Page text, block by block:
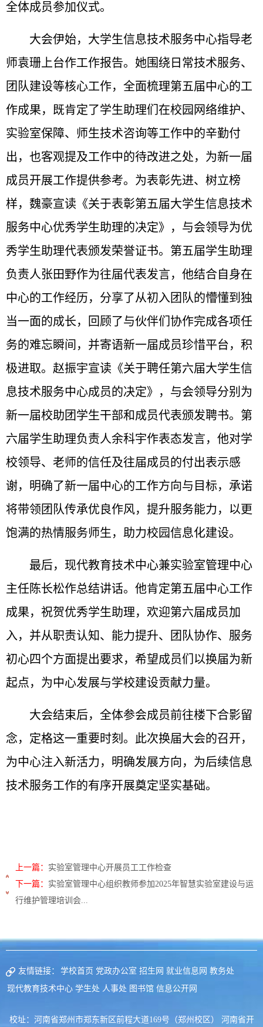
全体成员参加仪式。
大会伊始，大学生信息技术服务中心指导老
师袁珊上台作工作报告。她围绕日常技术服务、
团队建设等核心工作，全面梳理第五届中心的工
作成果，既肯定了学生助理们在校园网络维护、
实验室保障、师生技术咨询等工作中的辛勤付
出，也客观提及工作中的待改进之处，为新一届
成员开展工作提供参考。为表彰先进、树立榜
样，魏豪宣读《关于表彰第五届大学生信息技术
服务中心优秀学生助理的决定》，与会领导为优
秀学生助理代表颁发荣誉证书。第五届学生助理
负责人张田野作为往届代表发言，他结合自身在
中心的工作经历，分享了从初入团队的懵懂到独
当一面的成长，回顾了与伙伴们协作完成各项任
务的难忘瞬间，并寄语新一届成员珍惜平台，积
极进取。赵振宇宣读《关于聘任第六届大学生信
息技术服务中心成员的决定》，与会领导分别为
新一届校助团学生干部和成员代表颁发聘书。第
六届学生助理负责人余科宇作表态发言，他对学
校领导、老师的信任及往届成员的付出表示感
谢，明确了新一届中心的工作方向与目标，承诺
将带领团队传承优良作风，提升服务能力，以更
饱满的热情服务师生，助力校园信息化建设。
最后，现代教育技术中心兼实验室管理中心
主任陈长松作总结讲话。他肯定第五届中心工作
成果，祝贺优秀学生助理，欢迎第六届成员加
入，并从职责认知、能力提升、团队协作、服务
初心四个方面提出要求，希望成员们以换届为新
起点，为中心发展与学校建设贡献力量。
大会结束后，全体参会成员前往楼下合影留
念，定格这一重要时刻。此次换届大会的召开，
为中心注入新活力，明确发展方向，为后续信息
技术服务工作的有序开展奠定坚实基础。
上一篇： 实验室管理中心开展员工工作检查
下一篇： 实验室管理中心组织教师参加2025年智慧实验室建设与运
行维护管理培训会...
友情链接： 学校首页 党政办公室 招生网 就业信息网 教务处
现代教育技术中心 学生处 人事处 图书馆 信息公开网
校址：河南省郑州市郑东新区前程大道169号（郑州校区） 河南省开